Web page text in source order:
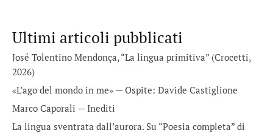
Ultimi articoli pubblicati
José Tolentino Mendonça, “La lingua primitiva” (Crocetti,
2026)
«L’ago del mondo in me» — Ospite: Davide Castiglione
Marco Caporali — Inediti
La lingua sventrata dall’aurora. Su “Poesia completa” di